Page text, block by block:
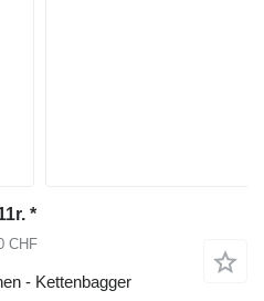
*
CHF
- Kettenbagger